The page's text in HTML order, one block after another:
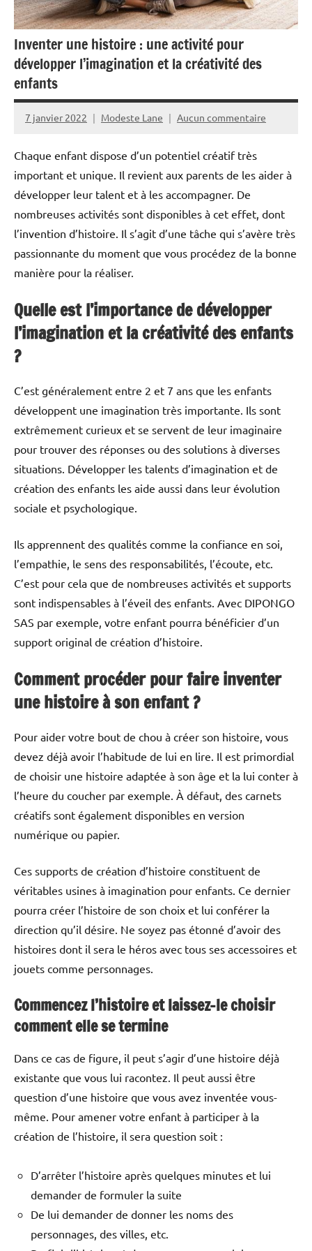
Inventer une histoire : une activité pour
développer l’imagination et la créativité des
enfants
7 janvier 2022 Modeste Lane Aucun commentaire
Chaque enfant dispose d’un potentiel créatif très
important et unique. Il revient aux parents de les aider à
développer leur talent et à les accompagner. De
nombreuses activités sont disponibles à cet effet, dont
l’invention d’histoire. Il s’agit d’une tâche qui s’avère très
passionnante du moment que vous procédez de la bonne
manière pour la réaliser.
Quelle est l’importance de développer
l’imagination et la créativité des enfants
?
C’est généralement entre 2 et 7 ans que les enfants
développent une imagination très importante. Ils sont
extrêmement curieux et se servent de leur imaginaire
pour trouver des réponses ou des solutions à diverses
situations. Développer les talents d’imagination et de
création des enfants les aide aussi dans leur évolution
sociale et psychologique.
Ils apprennent des qualités comme la confiance en soi,
l’empathie, le sens des responsabilités, l’écoute, etc.
C’est pour cela que de nombreuses activités et supports
sont indispensables à l’éveil des enfants. Avec DIPONGO
SAS par exemple, votre enfant pourra bénéficier d’un
support original de création d’histoire.
Comment procéder pour faire inventer
une histoire à son enfant ?
Pour aider votre bout de chou à créer son histoire, vous
devez déjà avoir l’habitude de lui en lire. Il est primordial
de choisir une histoire adaptée à son âge et la lui conter à
l’heure du coucher par exemple. À défaut, des carnets
créatifs sont également disponibles en version
numérique ou papier.
Ces supports de création d’histoire constituent de
véritables usines à imagination pour enfants. Ce dernier
pourra créer l’histoire de son choix et lui conférer la
direction qu’il désire. Ne soyez pas étonné d’avoir des
histoires dont il sera le héros avec tous ses accessoires et
jouets comme personnages.
Commencez l’histoire et laissez-le choisir
comment elle se termine
Dans ce cas de figure, il peut s’agir d’une histoire déjà
existante que vous lui racontez. Il peut aussi être
question d’une histoire que vous avez inventée vous-
même. Pour amener votre enfant à participer à la
création de l’histoire, il sera question soit :
D’arrêter l’histoire après quelques minutes et lui
demander de formuler la suite
De lui demander de donner les noms des
personnages, des villes, etc.